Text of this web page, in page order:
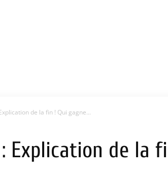
de la fin ! Qui gagne...
Explication de la